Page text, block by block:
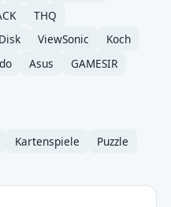
THQ
ViewSonic
Koch
Asus GAMESIR
Kartenspiele Puzzle